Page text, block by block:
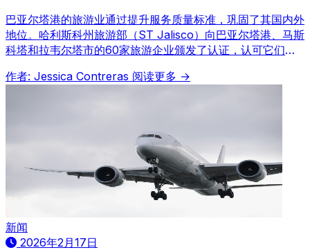
巴亚尔塔港的旅游业通过提升服务质量标准，巩固了其国内外
地位。哈利斯科州旅游部（ST Jalisco）向巴亚尔塔港、马斯
科塔和拉韦尔塔市的60家旅游企业颁发了认证，认可它们在
竞争力。
作者: Jessica Contreras 阅读更多 →
新闻
2026年2月17日